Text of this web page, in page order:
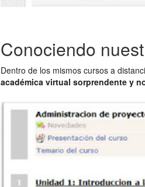
Conociendo
Dentro de los mismos cursos a
académica virtual sorprendente y